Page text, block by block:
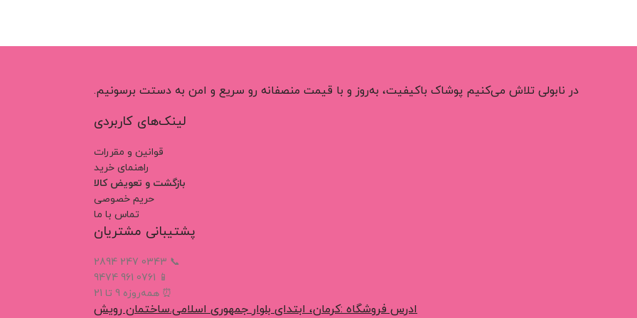
در نابولی تلاش می‌کنیم پوشاک باکیفیت، به‌روز و با قیمت منصفانه رو سریع و امن به دستت برسونیم.
لینک‌های کاربردی
قوانین و مقررات
راهنمای خرید
بازگشت و تعویض کالا
حریم خصوصی
تماس با ما
پشتیبانی مشتریان
📞 0343 247 2894
📱 0761 961 9474
⏰ همه‌روزه 9 تا 21
ادرس فروشگاه :کرمان، ابتدای بلوار جمهوری اسلامی.ساختمان رویش